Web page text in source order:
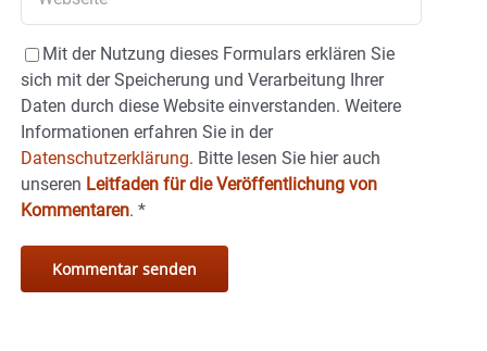
Mit der Nutzung dieses Formulars erklären Sie
sich mit der Speicherung und Verarbeitung Ihrer
Daten durch diese Website einverstanden. Weitere
Informationen erfahren Sie in der
Datenschutzerklärung. Bitte lesen Sie hier auch
unseren Leitfaden für die Veröffentlichung von
Kommentaren. *